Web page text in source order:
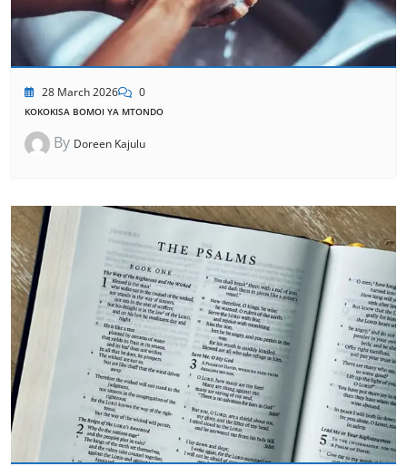
28 March 2026 0
KOKOKISA BOMOI YA MTONDO
By Doreen Kajulu